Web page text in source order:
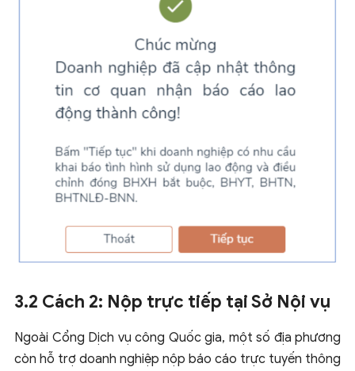
3.2 Cách 2: Nộp trực tiếp tại Sở Nội vụ
Ngoài Cổng Dịch vụ công Quốc gia, một số địa phương
còn hỗ trợ doanh nghiệp nộp báo cáo trực tuyến thông